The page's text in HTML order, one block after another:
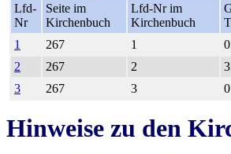
Lfd-
Nr
Seite im
Kirchenbuch
Lfd-Nr im
Kirchenbuch
1
267 1
2
267 2
3
267 3
Hinweise zu den